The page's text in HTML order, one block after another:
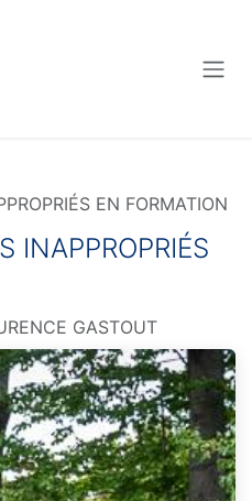
EN FORMATION
INAPPROPRIÉS
GASTOUT